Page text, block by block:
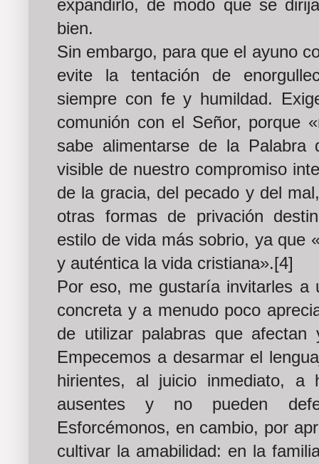
expandirlo, de modo que se
bien.
Sin embargo, para que el ayuno
evite la tentación de
siempre con fe y humildad.
comunión con el Señor, porque
sabe alimentarse de la Palabra
visible de nuestro compromiso
de la gracia, del pecado y del
otras formas de privación
estilo de vida más sobrio, ya que
y auténtica la vida cristiana».[4]
Por eso, me gustaría invitarles a
concreta y a menudo poco
de utilizar palabras que
Empecemos a desarmar el
hirientes, al juicio inmediato, a
ausentes y no pueden
Esforcémonos, en cambio, por
cultivar la amabilidad: en la